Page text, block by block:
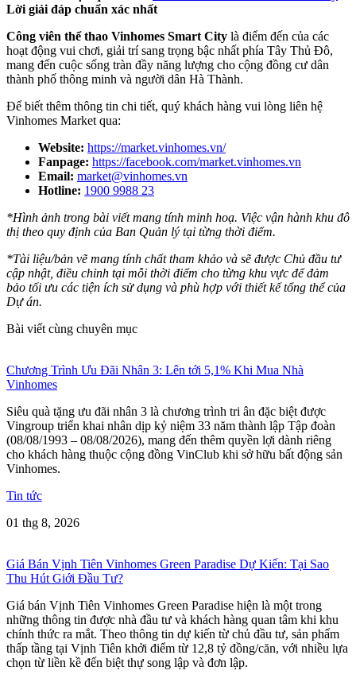
Lời giải đáp chuẩn xác nhất
Công viên thể thao Vinhomes Smart City là điểm đến của các
hoạt động vui chơi, giải trí sang trọng bậc nhất phía Tây Thủ Đô,
mang đến cuộc sống tràn đầy năng lượng cho cộng đồng cư dân
thành phố thông minh và người dân Hà Thành.
Để biết thêm thông tin chi tiết, quý khách hàng vui lòng liên hệ
Vinhomes Market qua:
Website: https://market.vinhomes.vn/
Fanpage: https://facebook.com/market.vinhomes.vn
Email: market@vinhomes.vn
Hotline: 1900 9988 23
*Hình ảnh trong bài viết mang tính minh hoạ. Việc vận hành khu đô
thị theo quy định của Ban Quản lý tại từng thời điểm.
*Tài liệu/bản vẽ mang tính chất tham khảo và sẽ được Chủ đầu tư
cập nhật, điều chỉnh tại mỗi thời điểm cho từng khu vực để đảm
bảo tối ưu các tiện ích sử dụng và phù hợp với thiết kế tổng thể của
Dự án.
Bài viết cùng chuyên mục
Chương Trình Ưu Đãi Nhân 3: Lên tới 5,1% Khi Mua Nhà
Vinhomes
Siêu quà tặng ưu đãi nhân 3 là chương trình tri ân đặc biệt được
Vingroup triển khai nhân dịp kỷ niệm 33 năm thành lập Tập đoàn
(08/08/1993 – 08/08/2026), mang đến thêm quyền lợi dành riêng
cho khách hàng thuộc cộng đồng VinClub khi sở hữu bất động sản
Vinhomes.
Tin tức
01 thg 8, 2026
Giá Bán Vịnh Tiên Vinhomes Green Paradise Dự Kiến: Tại Sao
Thu Hút Giới Đầu Tư?
Giá bán Vịnh Tiên Vinhomes Green Paradise hiện là một trong
những thông tin được nhà đầu tư và khách hàng quan tâm khi khu
chính thức ra mắt. Theo thông tin dự kiến từ chủ đầu tư, sản phẩm
thấp tầng tại Vịnh Tiên khởi điểm từ 12,8 tỷ đồng/căn, với nhiều lựa
chọn từ liền kề đến biệt thự song lập và đơn lập.